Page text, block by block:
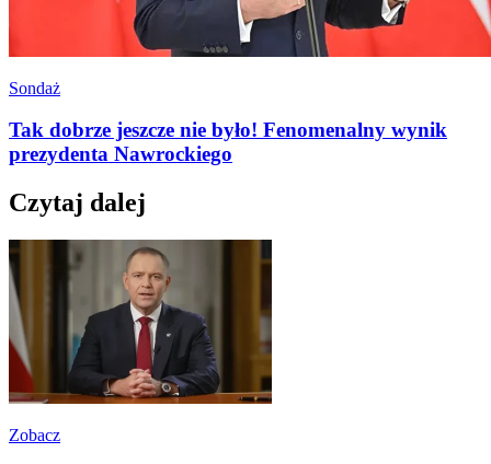
Sondaż
Tak dobrze jeszcze nie było! Fenomenalny wynik
prezydenta Nawrockiego
Czytaj dalej
Zobacz